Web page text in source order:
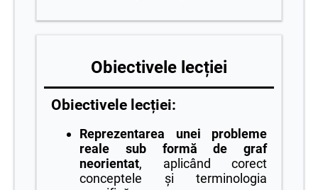
Obiectivele lecției
Obiectivele lecției:
Reprezentarea unei probleme
reale sub formă de graf
neorientat, aplicând corect
conceptele și terminologia